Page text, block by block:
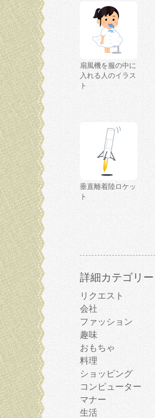
扇風機を服の中に
入れる人のイラス
ト
垂直離着陸ロケッ
ト
詳細カテゴリー
リクエスト
会社
ファッション
趣味
おもちゃ
料理
ショッピング
コンピューター
マナー
生活